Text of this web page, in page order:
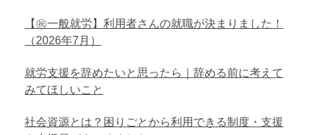
【㊗一般就労】利用者さんの就職が決まりました！
（2026年7月）
就労支援を辞めたいと思ったら｜辞める前に考えて
みてほしいこと
社会資源とは？困りごとから利用できる制度・支援